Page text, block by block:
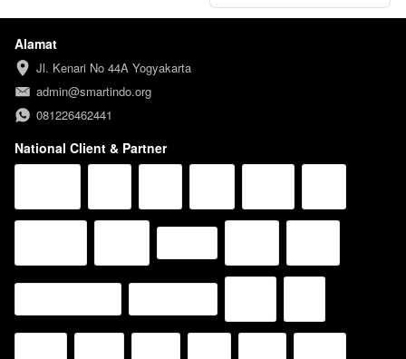
Alamat
Jl. Kenari No 44A Yogyakarta
admin@smartindo.org
081226462441
National Client & Partner